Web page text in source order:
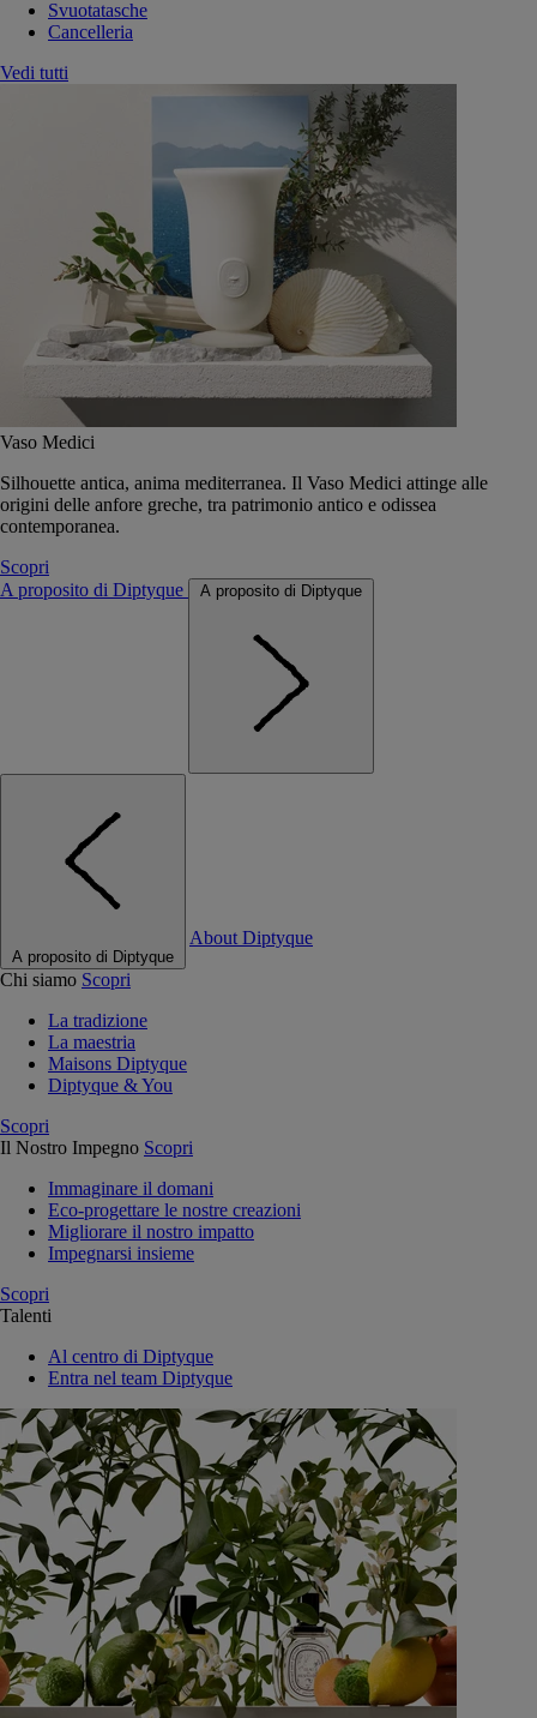
Svuotatasche
Cancelleria
Vedi tutti
Vaso Medici
Silhouette antica, anima mediterranea. Il Vaso Medici attinge alle
origini delle anfore greche, tra patrimonio antico e odissea
contemporanea.
Scopri
A proposito di Diptyque
A proposito di Diptyque
A proposito di Diptyque
About Diptyque
Chi siamo Scopri
La tradizione
La maestria
Maisons Diptyque
Diptyque & You
Scopri
Il Nostro Impegno Scopri
Immaginare il domani
Eco-progettare le nostre creazioni
Migliorare il nostro impatto
Impegnarsi insieme
Scopri
Talenti
Al centro di Diptyque
Entra nel team Diptyque